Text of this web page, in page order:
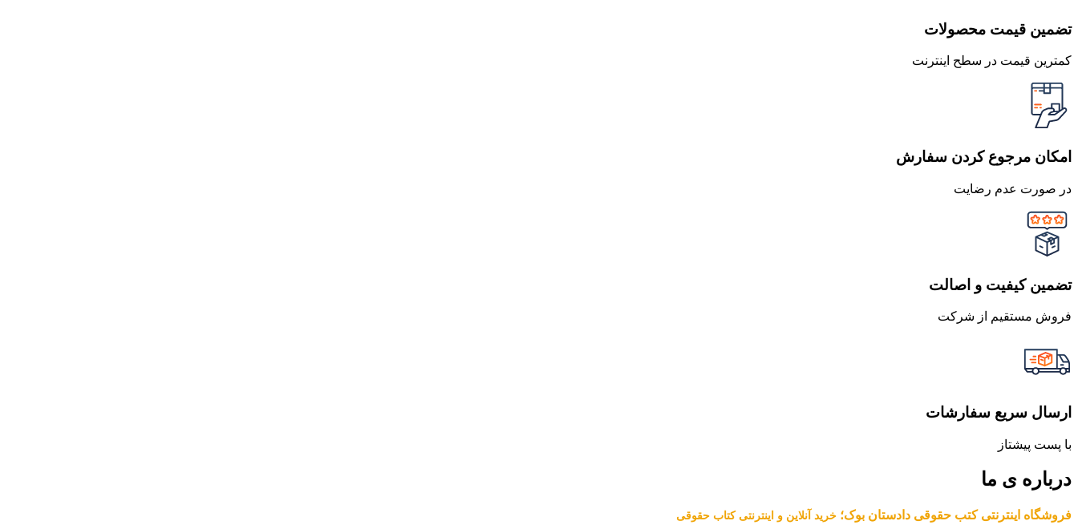
تضمین قیمت محصولات
کمترین قیمت در سطح اینترنت
امکان مرجوع کردن سفارش
در صورت عدم رضایت
تضمین کیفیت و اصالت
فروش مستقیم از شرکت
ارسال سریع سفارشات
با پست پیشتاز
درباره ی ما
فروشگاه اینترنتی کتب حقوقی دادستان بوک؛ خرید آنلاین و اینترنتی کتاب حقوقی